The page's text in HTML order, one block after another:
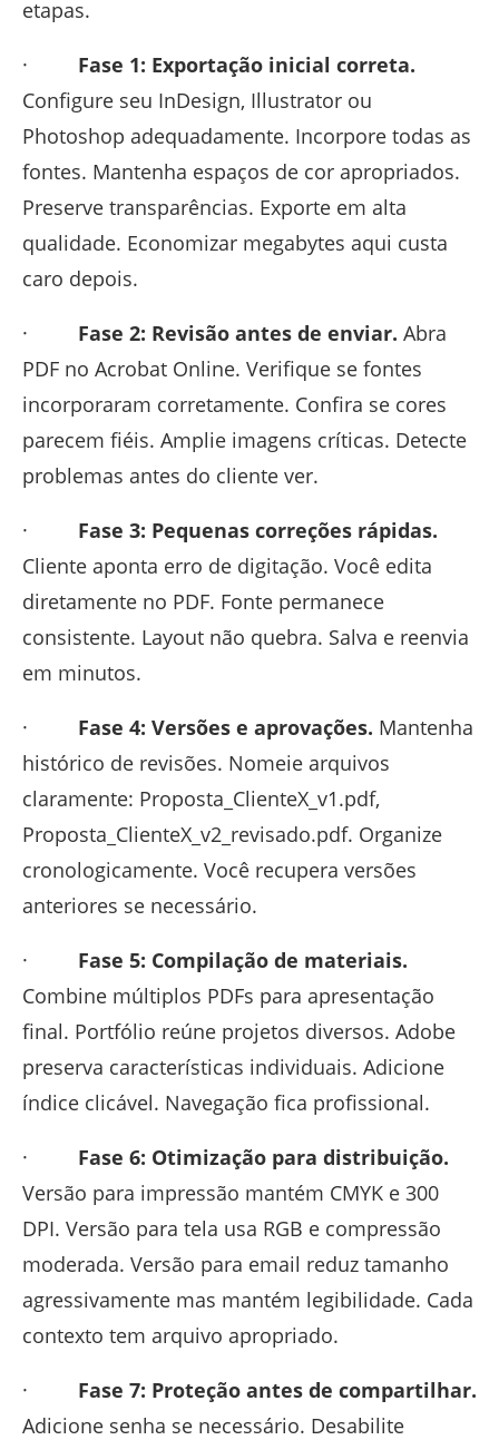
etapas.
· Fase 1: Exportação inicial correta.
Configure seu InDesign, Illustrator ou
Photoshop adequadamente. Incorpore todas as
fontes. Mantenha espaços de cor apropriados.
Preserve transparências. Exporte em alta
qualidade. Economizar megabytes aqui custa
caro depois.
· Fase 2: Revisão antes de enviar. Abra
PDF no Acrobat Online. Verifique se fontes
incorporaram corretamente. Confira se cores
parecem fiéis. Amplie imagens críticas. Detecte
problemas antes do cliente ver.
· Fase 3: Pequenas correções rápidas.
Cliente aponta erro de digitação. Você edita
diretamente no PDF. Fonte permanece
consistente. Layout não quebra. Salva e reenvia
em minutos.
· Fase 4: Versões e aprovações. Mantenha
histórico de revisões. Nomeie arquivos
claramente: Proposta_ClienteX_v1.pdf,
Proposta_ClienteX_v2_revisado.pdf. Organize
cronologicamente. Você recupera versões
anteriores se necessário.
· Fase 5: Compilação de materiais.
Combine múltiplos PDFs para apresentação
final. Portfólio reúne projetos diversos. Adobe
preserva características individuais. Adicione
índice clicável. Navegação fica profissional.
· Fase 6: Otimização para distribuição.
Versão para impressão mantém CMYK e 300
DPI. Versão para tela usa RGB e compressão
moderada. Versão para email reduz tamanho
agressivamente mas mantém legibilidade. Cada
contexto tem arquivo apropriado.
· Fase 7: Proteção antes de compartilhar.
Adicione senha se necessário. Desabilite